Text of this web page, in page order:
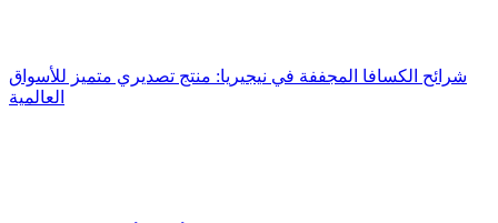
شرائح الكسافا المجففة في نيجيريا: منتج تصديري متميز للأسواق
العالمية